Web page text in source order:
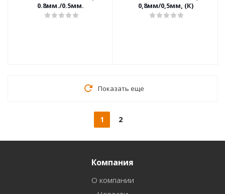
0.8мм./0.5мм.
0,8мм/0,5мм, (К)
Показать еще
1 2
Компания
О компании